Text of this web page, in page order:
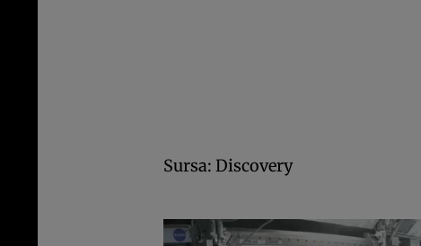
Sursa: Discovery